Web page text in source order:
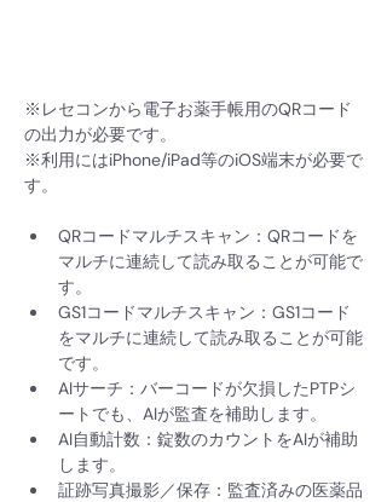
※レセコンから電子お薬手帳用のQRコード
の出力が必要です。
※利用にはiPhone/iPad等のiOS端末が必要で
す。
QRコードマルチスキャン：QRコードを
マルチに連続して読み取ることが可能で
す。
GS1コードマルチスキャン：GS1コード
をマルチに連続して読み取ることが可能
です。
AIサーチ：バーコードが欠損したPTPシ
ートでも、AIが監査を補助します。
AI自動計数：錠数のカウントをAIが補助
します。
証跡写真撮影／保存：監査済みの医薬品